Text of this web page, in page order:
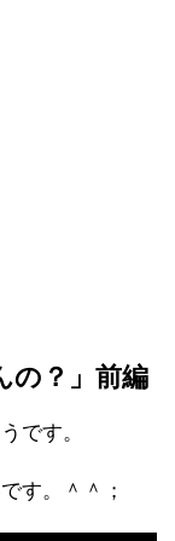
の？」前編
です。
す。＾＾；